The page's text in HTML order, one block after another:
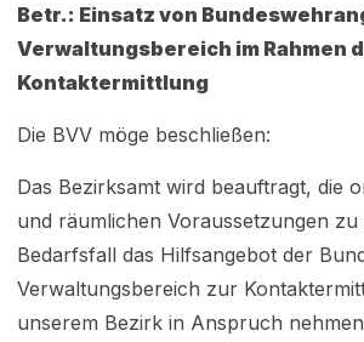
Betr.: Einsatz von
Verwaltungsbereich im Rahmen
Kontaktermittlung
Die BVV möge beschließen:
Das Bezirksamt wird beauftragt, die
und räumlichen Voraussetzungen
Bedarfsfall das Hilfsangebot der
Verwaltungsbereich zur
unserem Bezirk in Anspruch